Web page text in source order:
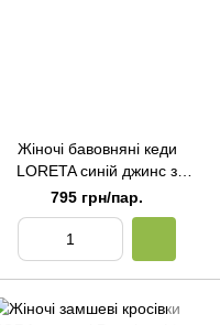
Жіночі бавовняні кеди
LORETA синій джинс з
перфорацією Premium Litma
(36–42 р.) 36
795 грн/пар.